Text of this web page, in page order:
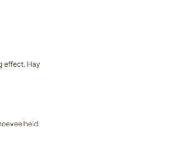
effect. Hay